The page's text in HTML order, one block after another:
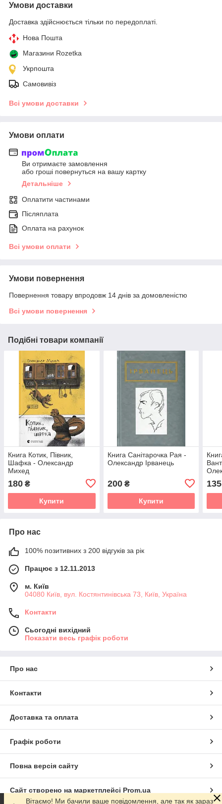
Умови доставки
Доставка здійснюється тільки по передоплаті.
Нова Пошта
Магазини Rozetka
Укрпошта
Самовивіз
Всі умови доставки
Умови оплати
Ви отримаєте замовлення
або гроші повернуться на вашу картку
Детальніше
Оплатити частинами
Післяплата
Оплата на рахунок
Всі умови оплати
Умови повернення
Повернення товару впродовж 14 днів за домовленістю
Всі умови повернення
Подібні товари компанії
Книга Котик, Півник,
Шафка - Олександр
Михед
180 ₴
Купити
Книга Санітарочка Рая -
Олександр Ірванець
200₴
Купити
135
Про нас
100% позитивних з 200 відгуків за рік
Працює з 12.11.2013
м. Київ
04080 Київ, вул. Костянтинівська 73, Київ, Україна
Контакти
Сьогодні вихідний
Показати весь графік роботи
Про нас
Контакти
Доставка та оплата
Графік роботи
Повна версія сайту
Сайт створено на маркетплейсі Prom.ua
Вітаємо! Ми бачили ваше повідомлення, але так як зараз